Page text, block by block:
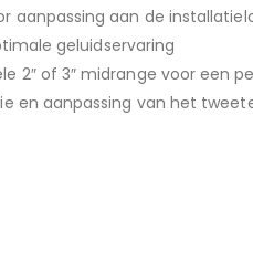
aanpassing aan de
geluidservaring
2″ of 3″ midrange voor een
en aanpassing van het